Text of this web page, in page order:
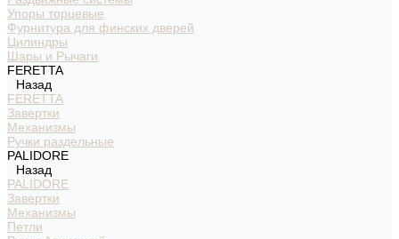
Упоры торцевые
Фурнитура для финских дверей
Цилиндры
Шары и Рычаги
FERETTA
Назад
FERETTA
Завертки
Механизмы
Ручки раздельные
PALIDORE
Назад
PALIDORE
Завертки
Механизмы
Петли